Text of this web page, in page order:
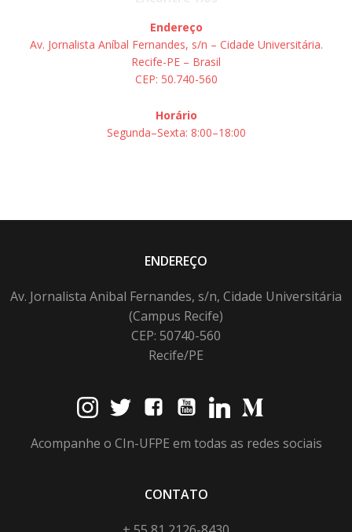
Endereço
Av. Jornalista Aníbal Fernandes, s/n – Cidade Universitária.
Recife-PE – Brasil
CEP: 50.740-560
Horário
Segunda–Sexta: 8:00–18:00
ENDEREÇO
Av. Jornalista Anibal Fernandes, s/n, Cidade Universitária
(Campus Recife)
CEP: 50740-560
Recife/PE
Acompanhe o CIn-UFPE em todas as redes sociais
CONTATO